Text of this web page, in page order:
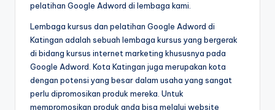
pelatihan Google Adword di lembaga kami.
Lembaga kursus dan pelatihan Google Adword di
Katingan adalah sebuah lembaga kursus yang bergerak
di bidang kursus internet marketing khususnya pada
Google Adword. Kota Katingan juga merupakan kota
dengan potensi yang besar dalam usaha yang sangat
perlu dipromosikan produk mereka. Untuk
mempromosikan produk anda bisa melalui website